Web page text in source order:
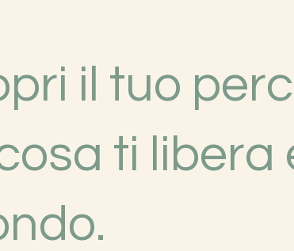
il tuo
ti libera